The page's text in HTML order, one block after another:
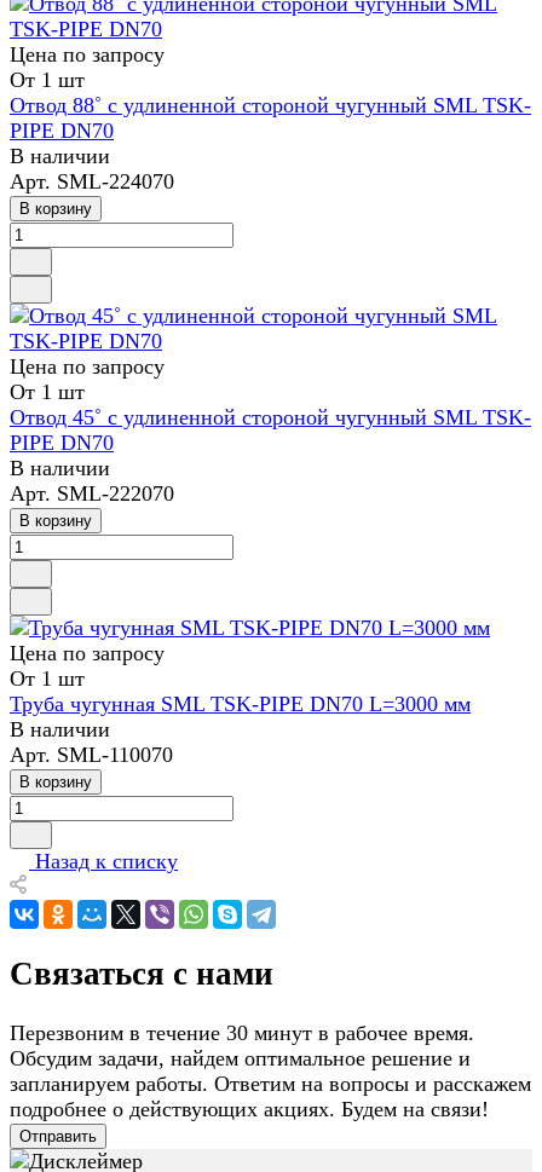
Цена по запросу
От 1 шт
Отвод 88˚ с удлиненной стороной чугунный SML TSK-
PIPE DN70
В наличии
Арт. SML-224070
В корзину
Цена по запросу
От 1 шт
Отвод 45˚ с удлиненной стороной чугунный SML TSK-
PIPE DN70
В наличии
Арт. SML-222070
В корзину
Цена по запросу
От 1 шт
Труба чугунная SML TSK-PIPE DN70 L=3000 мм
В наличии
Арт. SML-110070
В корзину
Назад к списку
Связаться с нами
Перезвоним в течение 30 минут в рабочее время.
Обсудим задачи, найдем оптимальное решение и
запланируем работы. Ответим на вопросы и расскажем
подробнее о действующих акциях. Будем на связи!
Отправить